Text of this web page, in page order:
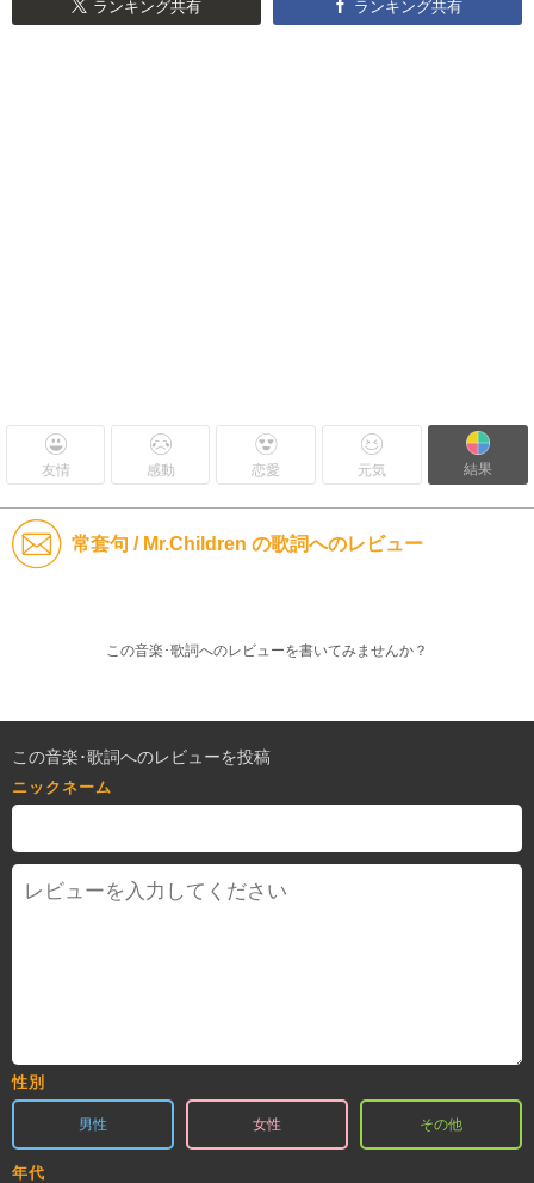
ランキング共有 ランキング共有
友情 感動 恋愛 元気 結果
常套句 / Mr.Children の歌詞へのレビュー
この音楽･歌詞へのレビューを書いてみませんか？
この音楽･歌詞へのレビューを投稿
ニックネーム
性別
男性 女性 その他
年代